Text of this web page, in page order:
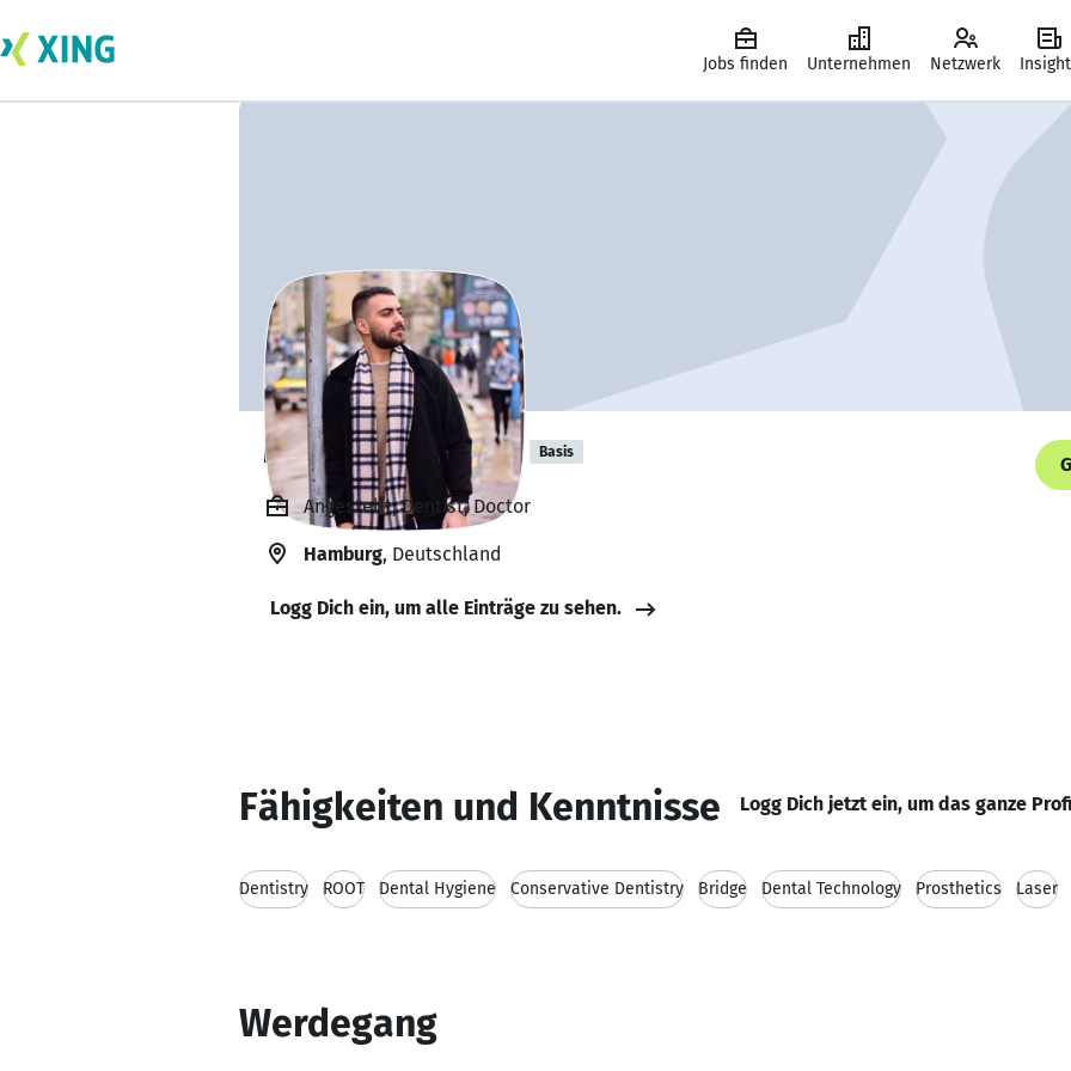
Jobs finden Unternehmen Netzwerk
Moutasem Nsour Basis
Angestellt, Dentist, Doctor
Hamburg, Deutschland
Logg Dich ein, um alle Einträge zu sehen.
Fähigkeiten und Kenntnisse Logg Dich jetzt ein, um das ganze
Dentistry ROOT Dental Hygiene Conservative Dentistry Bridge Dental Technology Prosthetics Laser
Werdegang